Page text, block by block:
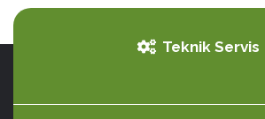
Teknik Servis